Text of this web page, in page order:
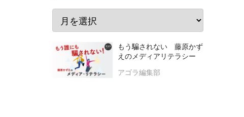
もう騙されない 藤原かず
えのメディアリテラシー
アゴラ編集部